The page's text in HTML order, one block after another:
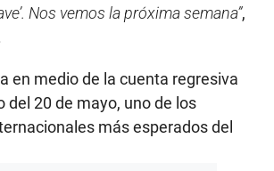
Nos vemos la próxima semana”,
en medio de la cuenta regresiva
del 20 de mayo, uno de los
más esperados del